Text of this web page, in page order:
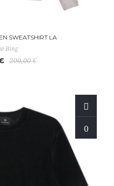
SWEATSHIRT LA
Bing
200,00 €